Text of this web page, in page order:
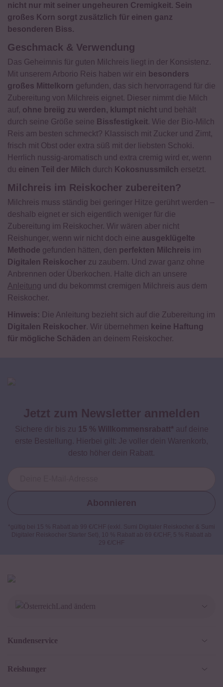
nicht nur mit seiner ungeheuren Cremigkeit. Sein
großes Korn sorgt zusätzlich für einen ganz
besonderen Biss.
Geschmack & Verwendung
Das Geheimnis für guten Milchreis liegt in der Konsistenz.
Mit unserem Arborio Reis haben wir ein besonders
großes Mittelkorn gefunden, das sich hervorragend für die
Zubereitung von Milchreis eignet. Dieser nimmt die Milch
auf, ohne breiig zu werden, klumpt nicht und behält
durch seine Größe seine Bissfestigkeit. Wie der Bio-Milch
Reis am besten schmeckt? Klassisch mit Zucker und Zimt,
frisch mit Obst oder extra süß mit der liebsten Schoki.
Herrlich nussig-aromatisch und extra cremig wird er, wenn
du einen Teil der Milch durch Kokosnussmilch ersetzt.
Milchreis im Reiskocher zubereiten?
Milchreis muss ständig bei geringer Hitze gerührt werden –
deshalb eignet er sich eigentlich weniger für die
Zubereitung im Reiskocher. Wir wären aber nicht
Reishunger, wenn wir nicht doch eine ausgeklügelte
Methode gefunden hätten, den perfekten Milchreis im
Digitalen Reiskocher zu zaubern. Und zwar ganz ohne
Anbrennen oder Überkochen. Halte dich an unsere
Anleitung und du bekommst cremigen Milchreis aus dem
Reiskocher.
Hinweis: Die Anleitung bezieht sich auf die Zubereitung im
Digitalen Reiskocher. Wir übernehmen keine Haftung
für mögliche Schäden an deinem Reiskocher.
Jetzt zum Newsletter anmelden
Sichere dir bis zu 15 % Willkommensrabatt*auf deine
erste Bestellung. Hierbei gilt: Je voller dein Warenkorb,
desto höher dein Rabatt.
Abonnieren
*gültig bei 15 % Rabatt ab 99 €/CHF (exkl. Sumi Digitaler Reiskocher & Sumi
Digitaler Reiskocher Starter Set), 10 % Rabatt ab 69 €/CHF, 5 % Rabatt ab
29 €/CHF
Land ändern
Kundenservice
Help Center und FAQ
Reishunger